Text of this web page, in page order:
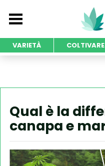
VARIETÀ COLTIVARE
Qual è la
canapa e